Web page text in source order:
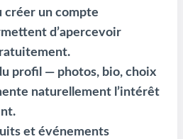
créer un compte
d’apercevoir
profil — photos, bio, choix
naturellement l’intérêt
et événements